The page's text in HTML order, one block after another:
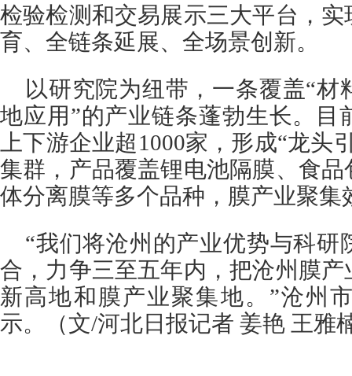
检验检测和交易展示三大平台，
育、全链条延展、全场景创新。
以研究院为纽带，一条覆盖“
地应用”的产业链条蓬勃生长。目
上下游企业超1000家，形成“龙头
集群，产品覆盖锂电池隔膜、食
体分离膜等多个品种，膜产业聚集
“我们将沧州的产业优势与科研
合，力争三至五年内，把沧州膜
新高地和膜产业聚集地。”沧州
示。（文/河北日报记者 姜艳 王雅